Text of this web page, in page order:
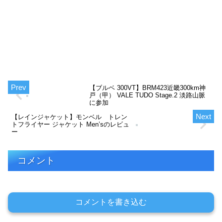
【ブルベ 300VT】BRM423近畿300km神
戸（甲） VALE TUDO Stage.2 淡路山脈
に参加
【レインジャケット】モンベル トレン
トフライヤー ジャケット Men’sのレビュ
ー
コメント
コメントを書き込む